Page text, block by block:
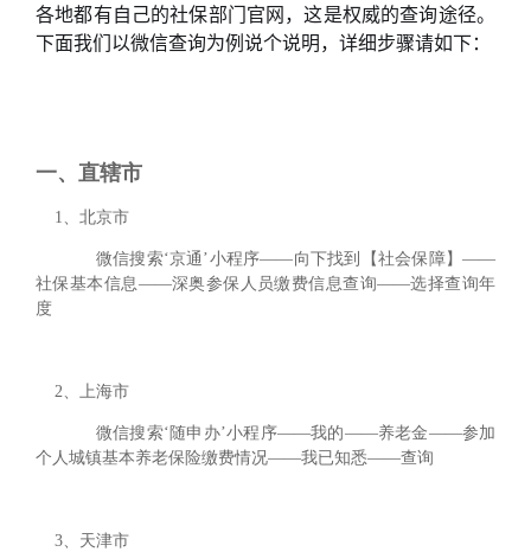
各地都有自己的社保部门官网，这是权威的查询途径。
下面我们以微信查询为例说个说明，详细步骤请如下：
一、直辖市
1 北京市
微信搜索‘京通’小程序——向下找到【社会保障】——
社保基本信息——深奥参保人员缴费信息查询——选择查询年
度
2、上海市
微信搜索‘随申办’小程序——我的——养老金——参加
个人城镇基本养老保险缴费情况——我已知悉——查询
3、天津市